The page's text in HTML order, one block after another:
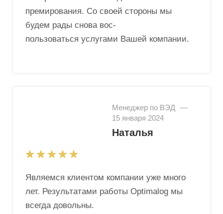
премирования. Со своей стороны мы
будем рады снова вос-
пользоваться услугами Вашей компании.
Менеджер по ВЭД
—
15 января 2024
Наталья
Являемся клиентом компании уже много
лет. Результатами работы Optimalog мы
всегда довольны.